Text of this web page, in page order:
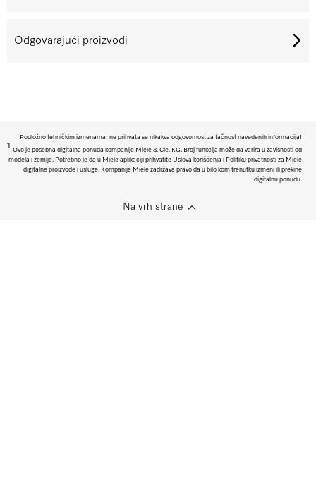
Odgovarajući proizvodi
Podložno tehničkim izmenama; ne prihvata se nikakva odgovornost za tačnost navedenih informacija!
1
Ovo je posebna digitalna ponuda kompanije Miele & Cie. KG. Broj funkcija može da varira u zavisnosti od
modela i zemlje. Potrebno je da u Miele aplikaciji prihvatite Uslova korišćenja i Politiku privatnosti za Miele
digitalne proizvode i usluge. Kompanija Miele zadržava pravo da u bilo kom trenutku izmeni ili prekine
digitalnu ponudu.
Na vrh strane